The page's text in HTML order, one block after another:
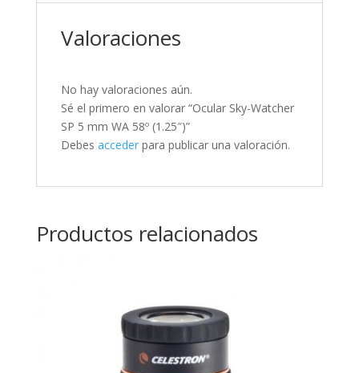
cantidad
Valoraciones
No hay valoraciones aún.
Sé el primero en valorar “Ocular Sky-Watcher
SP 5 mm WA 58º (1.25″)”
Debes accederpara publicar una valoración.
Productos relacionados